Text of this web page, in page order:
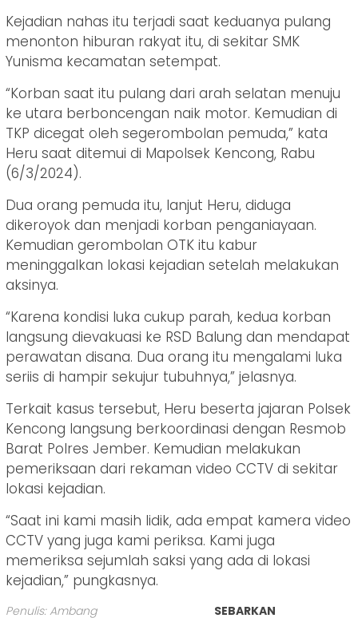
Kejadian nahas itu terjadi saat keduanya pulang
menonton hiburan rakyat itu, di sekitar SMK
Yunisma kecamatan setempat.
“Korban saat itu pulang dari arah selatan menuju
ke utara berboncengan naik motor. Kemudian di
TKP dicegat oleh segerombolan pemuda,” kata
Heru saat ditemui di Mapolsek Kencong, Rabu
(6/3/2024).
Dua orang pemuda itu, lanjut Heru, diduga
dikeroyok dan menjadi korban penganiayaan.
Kemudian gerombolan OTK itu kabur
meninggalkan lokasi kejadian setelah melakukan
aksinya.
“Karena kondisi luka cukup parah, kedua korban
langsung dievakuasi ke RSD Balung dan mendapat
perawatan disana. Dua orang itu mengalami luka
seriis di hampir sekujur tubuhnya,” jelasnya.
Terkait kasus tersebut, Heru beserta jajaran Polsek
Kencong langsung berkoordinasi dengan Resmob
Barat Polres Jember. Kemudian melakukan
pemeriksaan dari rekaman video CCTV di sekitar
lokasi kejadian.
“Saat ini kami masih lidik, ada empat kamera video
CCTV yang juga kami periksa. Kami juga
memeriksa sejumlah saksi yang ada di lokasi
kejadian,” pungkasnya.
Penulis: Ambang
SEBARKAN